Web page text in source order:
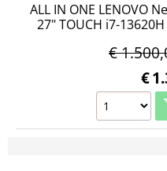
ALL IN ONE LENOVO
27" TOUCH i7-
€
€